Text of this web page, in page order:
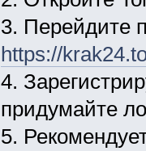
3. Перейдите
https://
4.
придумайте
5.